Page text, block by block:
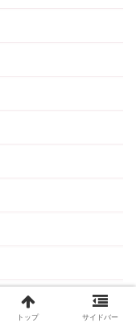
トップ サイドバー